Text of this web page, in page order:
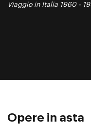
Viaggio in Italia 1960 -
Opere in asta